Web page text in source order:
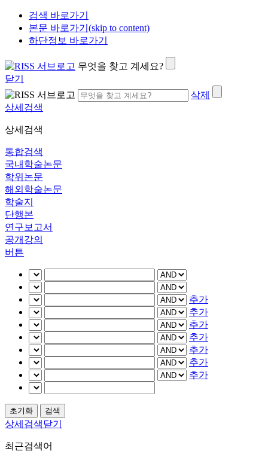
검색 바로가기
본문 바로가기(skip to content)
하단정보 바로가기
무엇을 찾고 계세요?
닫기
삭제
상세검색
상세검색
통합검색
국내학술논문
학위논문
해외학술논문
학술지
단행본
연구보고서
공개강의
버튼
추가
추가
추가
추가
추가
추가
추가
상세검색닫기
최근검색어